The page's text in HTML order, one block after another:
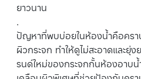
ยาวนาน
.
ปัญหาที่พบบ่อยในห้องน้ำคือครา
ผิวกระจก ทำให้ดูไม่สะอาดและยุ่ง
รนด์ใหม่ของกระจกกั้นห้องอาบน้